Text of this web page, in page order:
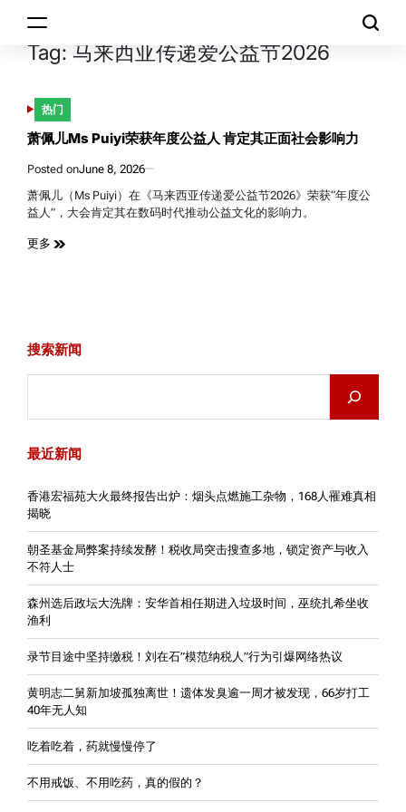
content
都
DuShiTouTiao
Tag: 马来西亚传递爱公益节2026
POSTED
热门
萧佩儿Ms Puiyi荣获年度公益人 肯定其正面社会影响力
Posted onJune 8, 2026
萧佩儿（Ms Puiyi）在《马来西亚传递爱公益节2026》荣获“年度公
益人”，大会肯定其在数码时代推动公益文化的影响力。
更多
搜索新闻
最近新闻
香港宏福苑大火最终报告出炉：烟头点燃施工杂物，168人罹难真相
揭晓
朝圣基金局弊案持续发酵！税收局突击搜查多地，锁定资产与收入
不符人士
森州选后政坛大洗牌：安华首相任期进入垃圾时间，巫统扎希坐收
渔利
录节目途中坚持缴税！刘在石”模范纳税人”行为引爆网络热议
黄明志二舅新加坡孤独离世！遗体发臭逾一周才被发现，66岁打工
40年无人知
吃着吃着，药就慢慢停了
不用戒饭、不用吃药，真的假的？